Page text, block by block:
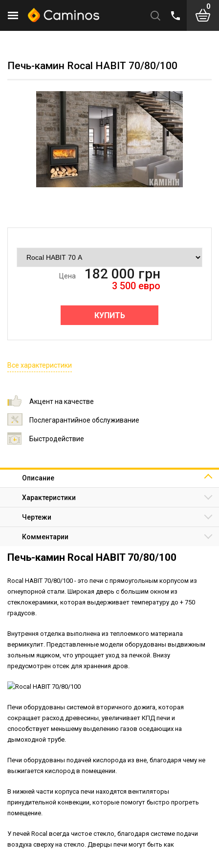
0
Печь-камин Rocal HABIT 70/80/100
Цена 182 000 грн
3 500 евро
КУПИТЬ
Все характеристики
Акцент на качестве
Послегарантийное обслуживание
Быстродействие
Описание
Характеристики
Чертежи
Комментарии
Печь-камин Rocal HABIT 70/80/100
Rocal HABIT 70/80/100 - это печи с прямоугольным корпусом из
огнеупорной стали. Широкая дверь с большим окном из
стеклокерамики, которая выдерживает температуру до + 750
градусов.
Внутрення отделка выполнена из теплоемкого материала
вермикулит. Представленные модели оборудованы выдвижным
зольным ящиком, что упрощает уход за печкой. Внизу
предусмотрен отсек для хранения дров.
Печи оборудованы системой вторичного дожига, которая
сокращает расход древесины, увеличивает КПД печи и
способствует меньшему выделению газов оседающих на
дымоходной трубе.
Печи оборудованы подачей кислорода из вне, благодаря чему не
выжигается кислород в помещении.
В нижней части корпуса печи находятся вентиляторы
принудительной конвекции, которые помогут быстро прогреть
помещение.
У печей Rocal всегда чистое стекло, благодаря системе подачи
воздуха сверху на стекло. Дверцы печи могут быть как